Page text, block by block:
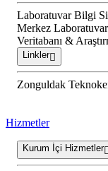
Laboratuvar Bilgi
Merkez
Veritabanı &
Linkler
Zonguldak
Hizmetler
Kurum İçi Hizmetler